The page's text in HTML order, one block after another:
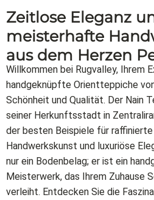
Zeitlose Eleganz
meisterhafte
aus dem Herzen
Willkommen bei Rugvalley, Ihrem
handgeknüpfte Orientteppiche
Schönheit und Qualität. Der Nain
seiner Herkunftsstadt in
der besten Beispiele für
Handwerkskunst und luxuriöse
nur ein Bodenbelag; er ist ein
Meisterwerk, das Ihrem Zuhause
verleiht. Entdecken Sie die